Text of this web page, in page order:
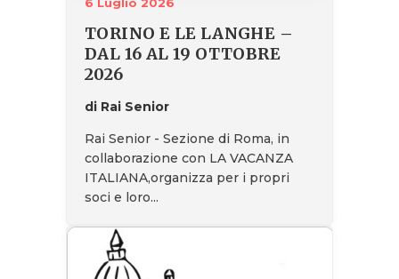
TORINO E LE LANGHE –
DAL 16 AL 19 OTTOBRE
2026
di Rai Senior
Rai Senior - Sezione di Roma, in
collaborazione con LA VACANZA
ITALIANA,organizza per i propri
soci e loro...